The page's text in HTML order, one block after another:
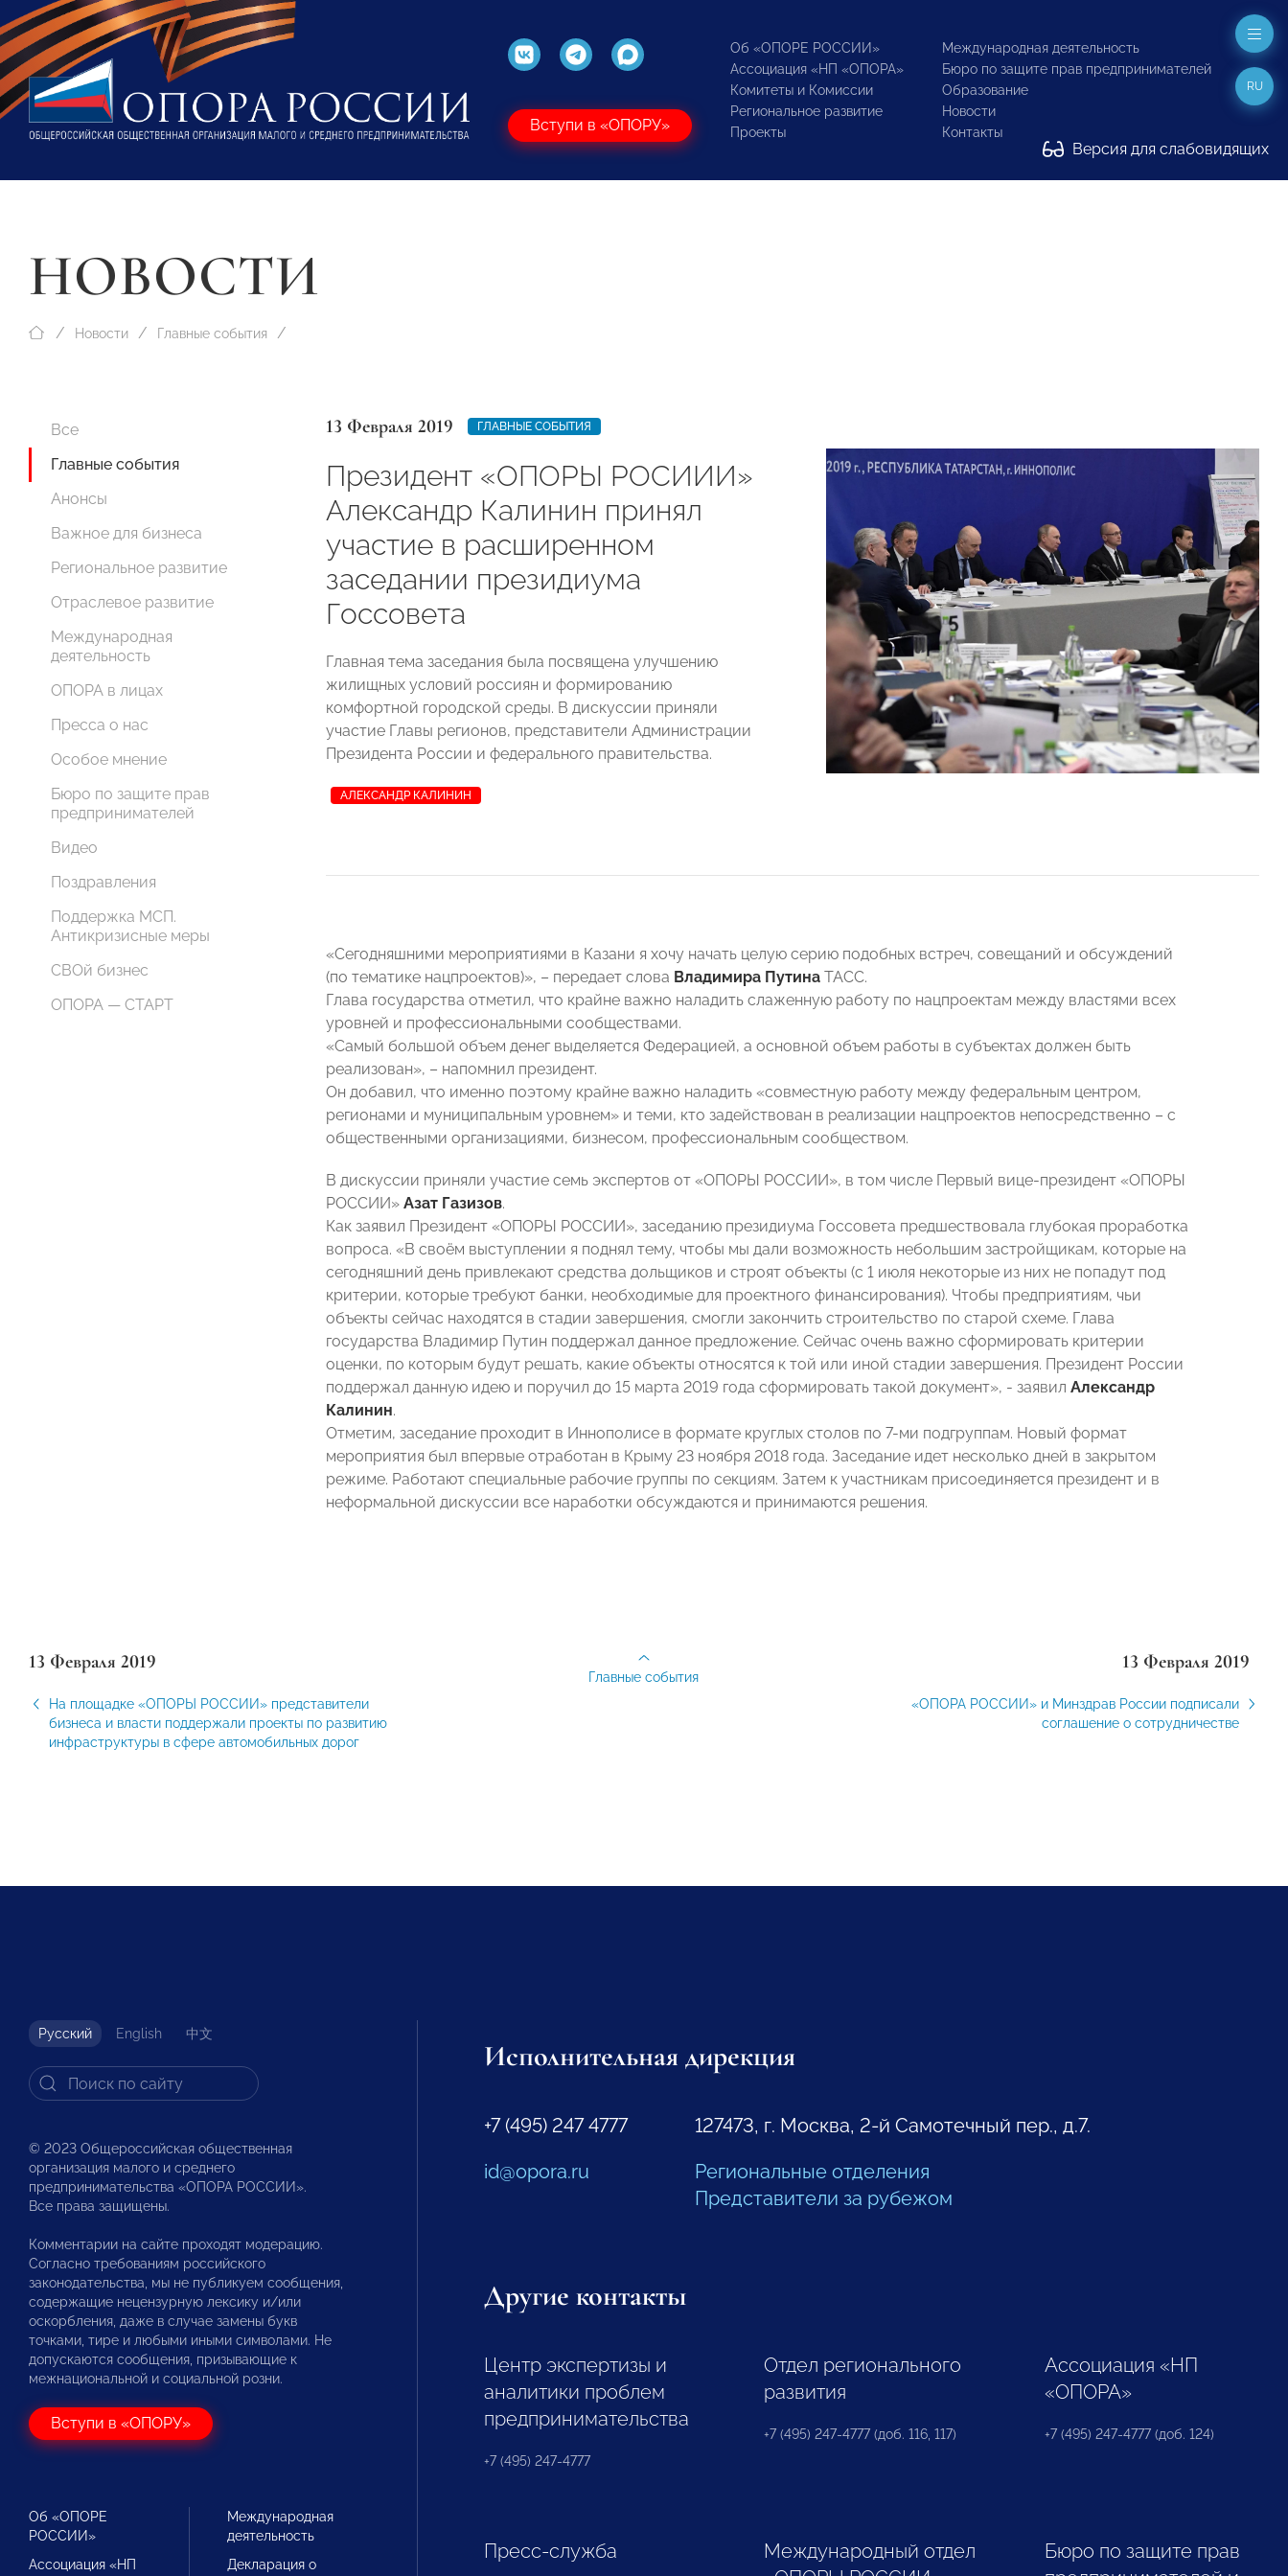
Вступи в «ОПОРУ»
Об «ОПОРЕ РОССИИ»
Ассоциация «НП «ОПОРА»
Комитеты и Комиссии
Региональное развитие
Проекты
Международная деятельность
Бюро по защите прав предпринимателей
Образование
Новости
Контакты
Версия для слабовидящих
RU
НОВОСТИ
Новости Главные события
Все
Главные события
Анонсы
Важное для бизнеса
Региональное развитие
Отраслевое развитие
Международная
деятельность
ОПОРА в лицах
Пресса о нас
Особое мнение
Бюро по защите прав
предпринимателей
Видео
Поздравления
Поддержка МСП.
Антикризисные меры
СВОй бизнес
ОПОРА — СТАРТ
13 Февраля 2019 ГЛАВНЫЕ СОБЫТИЯ
Президент «ОПОРЫ РОСИИИ»
Александр Калинин принял
участие в расширенном
заседании президиума
Госсовета
Главная тема заседания была посвящена улучшению
жилищных условий россиян и формированию
комфортной городской среды. В дискуссии приняли
участие Главы регионов, представители Администрации
Президента России и федерального правительства.
АЛЕКСАНДР КАЛИНИН
«Сегодняшними мероприятиями в Казани я хочу начать целую серию подобных встреч, совещаний и обсуждений
(по тематике нацпроектов)», – передает слова Владимира Путина ТАСС.
Глава государства отметил, что крайне важно наладить слаженную работу по нацпроектам между властями всех
уровней и профессиональными сообществами.
«Самый большой объем денег выделяется Федерацией, а основной объем работы в субъектах должен быть
реализован», – напомнил президент.
Он добавил, что именно поэтому крайне важно наладить «совместную работу между федеральным центром,
регионами и муниципальным уровнем» и теми, кто задействован в реализации нацпроектов непосредственно – с
общественными организациями, бизнесом, профессиональным сообществом.
В дискуссии приняли участие семь экспертов от «ОПОРЫ РОССИИ», в том числе Первый вице-президент «ОПОРЫ
РОССИИ» Азат Газизов.
Как заявил Президент «ОПОРЫ РОССИИ», заседанию президиума Госсовета предшествовала глубокая проработка
вопроса. «В своём выступлении я поднял тему, чтобы мы дали возможность небольшим застройщикам, которые на
сегодняшний день привлекают средства дольщиков и строят объекты (с 1 июля некоторые из них не попадут под
критерии, которые требуют банки, необходимые для проектного финансирования). Чтобы предприятиям, чьи
объекты сейчас находятся в стадии завершения, смогли закончить строительство по старой схеме. Глава
государства Владимир Путин поддержал данное предложение. Сейчас очень важно сформировать критерии
оценки, по которым будут решать, какие объекты относятся к той или иной стадии завершения. Президент России
поддержал данную идею и поручил до 15 марта 2019 года сформировать такой документ», - заявил Александр
Калинин.
Отметим, заседание проходит в Иннополисе в формате круглых столов по 7-ми подгруппам. Новый формат
мероприятия был впервые отработан в Крыму 23 ноября 2018 года. Заседание идет несколько дней в закрытом
режиме. Работают специальные рабочие группы по секциям. Затем к участникам присоединяется президент и в
неформальной дискуссии все наработки обсуждаются и принимаются решения.
13 Февраля 2019
На площадке «ОПОРЫ РОССИИ» представители
бизнеса и власти поддержали проекты по развитию
инфраструктуры в сфере автомобильных дорог
13 Февраля 2019
«ОПОРА РОССИИ» и Минздрав России подписали
соглашение о сотрудничестве
Главные события
Русский English 中文
© 2023 Общероссийская общественная
организация малого и среднего
предпринимательства «ОПОРА РОССИИ».
Все права защищены.
Комментарии на сайте проходят модерацию.
Согласно требованиям российского
законодательства, мы не публикуем сообщения,
содержащие нецензурную лексику и/или
оскорбления, даже в случае замены букв
точками, тире и любыми иными символами. Не
допускаются сообщения, призывающие к
межнациональной и социальной розни.
Вступи в «ОПОРУ»
Об «ОПОРЕ
РОССИИ»
Ассоциация «НП
Международная
деятельность
Декларация о
Исполнительная дирекция
+7 (495) 247 4777
id@opora.ru
127473, г. Москва, 2-й Самотечный пер., д.7.
Региональные отделения
Представители за рубежом
Другие контакты
Центр экспертизы и
аналитики проблем
предпринимательства
+7 (495) 247-4777
Отдел регионального
развития
+7 (495) 247-4777 (доб. 116, 117)
Ассоциация «НП
«ОПОРА»
+7 (495) 247-4777 (доб. 124)
Пресс-служба
Международный отдел
Бюро по защите прав